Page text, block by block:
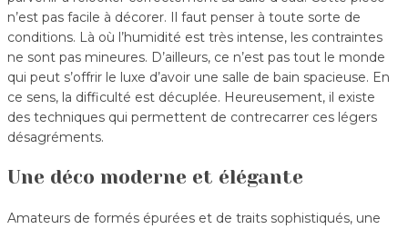
n’est pas facile à décorer. Il faut penser à toute sorte de
conditions. Là où l’humidité est très intense, les contraintes
ne sont pas mineures. D’ailleurs, ce n’est pas tout le monde
qui peut s’offrir le luxe d’avoir une salle de bain spacieuse. En
ce sens, la difficulté est décuplée. Heureusement, il existe
des techniques qui permettent de contrecarrer ces légers
désagréments.
Une déco moderne et élégante
Amateurs de formés épurées et de traits sophistiqués, une